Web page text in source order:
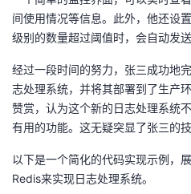
程
认
的
验
我
收
藏
支
声
议
间使用情况等信息。此外，他还设
级别的数量超过阈值时，会自动发
经过一段时间的努力，张三成功地
志处理系统，并将其部署到了生产
赞赏，认为这个新的日志处理系统
有用的功能。这无疑突显了张三的
以下是一个简化的代码实现示例，
Redis来实现日志处理系统。